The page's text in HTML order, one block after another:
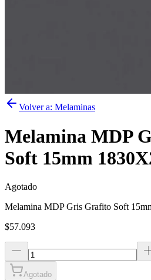
Volver a: Melaminas
Melamina MDP
Soft 15mm
Agotado
Melamina MDP Gris Grafito Soft
$57.093
Agotado